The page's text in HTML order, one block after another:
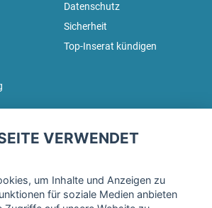
Datenschutz
Sicherheit
Top-Inserat kündigen
Newsletter ein und erhalte regelmäßig
VERWENDET
um Inhalte und Anzeigen zu
für soziale Medien anbieten